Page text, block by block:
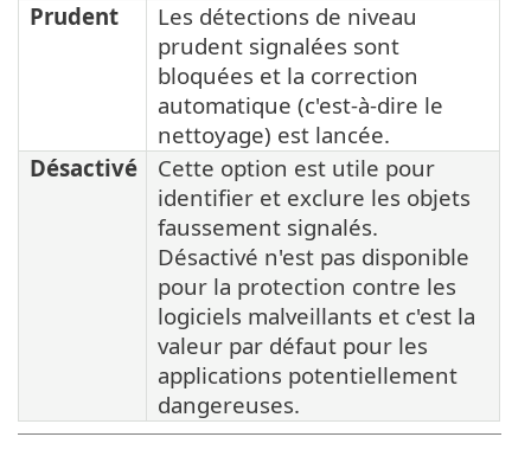
Prudent
Les détections de niveau
prudent signalées sont
bloquées et la correction
automatique (c'est-à-dire le
nettoyage) est lancée.
Désactivé
Cette option est utile pour
identifier et exclure les objets
faussement signalés.
Désactivé n'est pas disponible
pour la protection contre les
logiciels malveillants et c'est la
valeur par défaut pour les
applications potentiellement
dangereuses.